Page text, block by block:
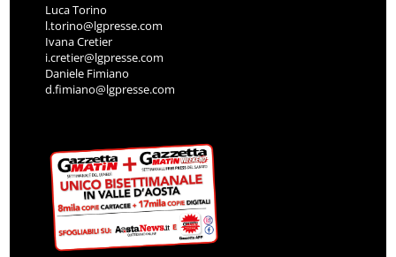
Luca Torino
l.torino@lgpresse.com
Ivana Cretier
i.cretier@lgpresse.com
Daniele Fimiano
d.fimiano@lgpresse.com